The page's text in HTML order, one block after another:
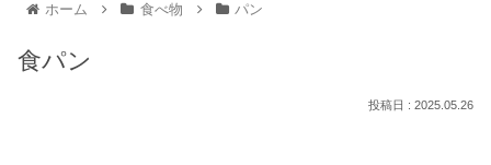
ホーム 食べ物 パン
食パン
2025.05.26